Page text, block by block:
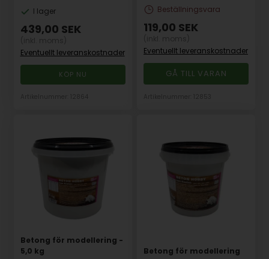
I lager
439,00 SEK
Eventuellt leveranskostnader
Beställningsvara
119,00 SEK
Eventuellt leveranskostnader
GÅ TILL VARAN
Betong för modellering -
5,0 kg
Betong för modellering